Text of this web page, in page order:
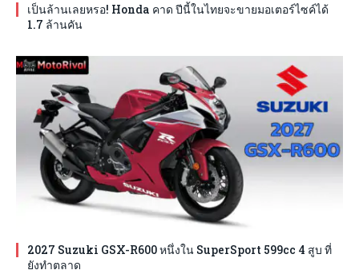
เป็นล้านเลยหรอ! Honda คาด ปีนี้ในไทยจะขายมอเตอร์ไซค์ได้
1.7 ล้านคัน
2027 Suzuki GSX-R600 หนึ่งใน SuperSport 599cc 4 สูบ ที่
ยังทำตลาด